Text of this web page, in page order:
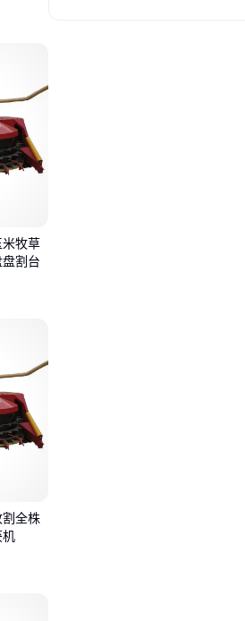
牧草
割台
全株